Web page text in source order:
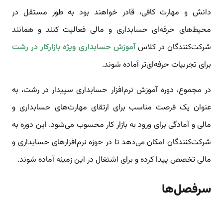
دانش و مهارت کافی، قادر خواهند بود به طور مستقل در
محیط‌های حرفه‌ای حسابداری و مالی فعالیت کنند و همانند
شرکت‌کنندگان در کلاسآموزش حسابداری ویژه بازارکار در رشت
برای تجربیات حرفه‌ای‌تر آماده شوند.
در مجموع، دوره آموزش نرم‌افزار حسابداری سپیدار در رشت، به
عنوان یک فرصت مناسب برای ارتقای مهارت‌های حسابداری و
مالی و آمادگی برای ورود به بازار کار محسوب می‌شود. این دوره به
شرکت‌کنندگان امکان می‌دهد تا در حوزه نرم‌افزارهای حسابداری و
مالی تخصص پیدا کرده و برای اشتغال در این زمینه آماده شوند.
سرفصل‌ها